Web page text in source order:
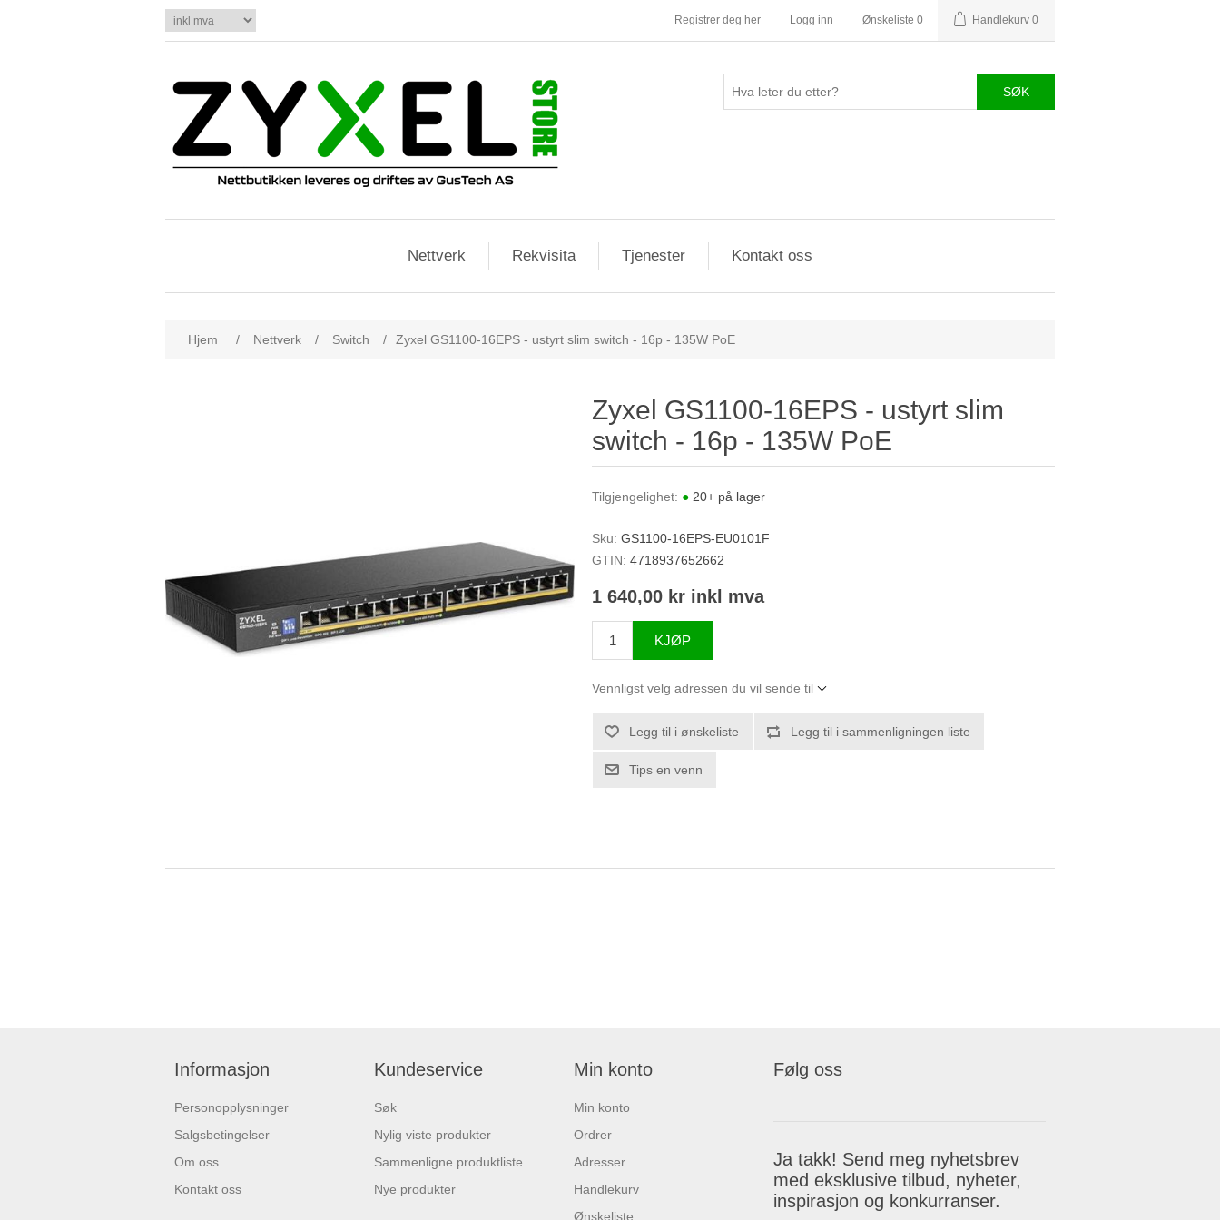
Registrer deg her Logg inn Ønskeliste 0 Handlekurv 0
SØK
Nettverk Rekvisita Tjenester Kontakt oss
Hjem / Nettverk / Switch / Zyxel GS1100-16EPS - ustyrt slim switch - 16p - 135W PoE
Zyxel GS1100-16EPS - ustyrt slim
switch - 16p - 135W PoE
Tilgjengelighet: ● 20+ på lager
Sku: GS1100-16EPS-EU0101F
GTIN: 4718937652662
1 640,00 kr inkl mva
KJØP
Vennligst velg adressen du vil sende til
Legg til i ønskeliste Legg til i sammenligningen liste
Tips en venn
Informasjon
Personopplysninger
Salgsbetingelser
Om oss
Kontakt oss
Kundeservice
Søk
Nylig viste produkter
Sammenligne produktliste
Nye produkter
Min konto
Min konto
Ordrer
Adresser
Handlekurv
Ønskeliste
Følg oss
Ja takk! Send meg nyhetsbrev
med eksklusive tilbud, nyheter,
inspirasjon og konkurranser.